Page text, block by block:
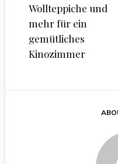
Wollteppiche und
mehr für ein
gemütliches
Kinozimmer